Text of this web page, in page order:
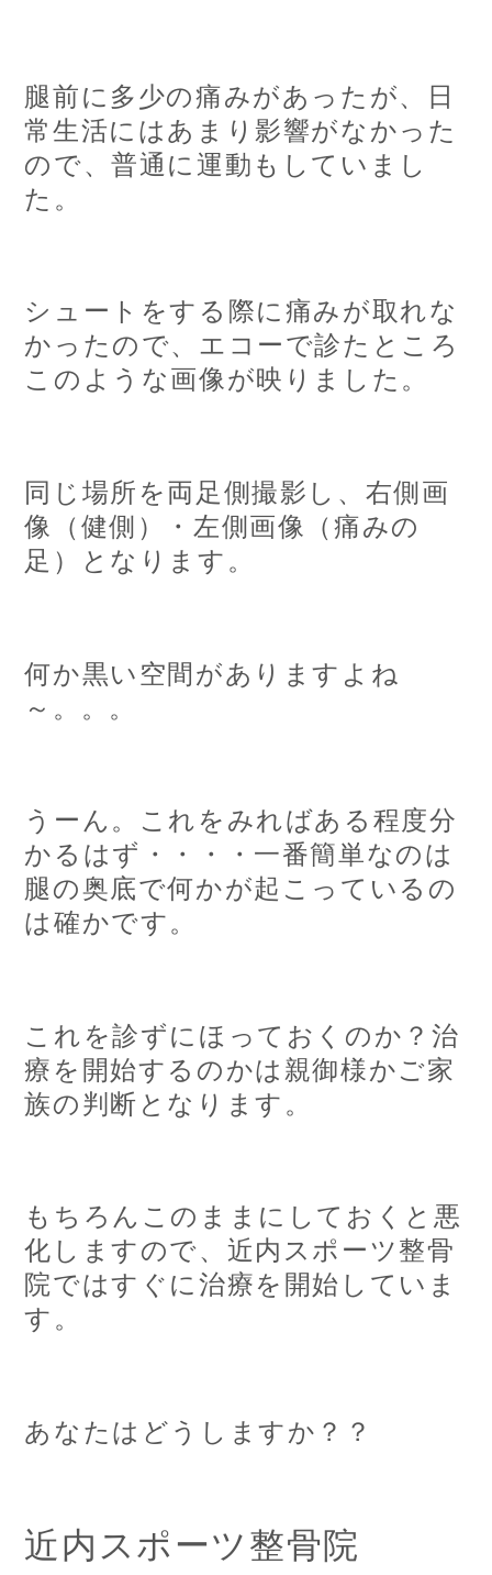
腿前に多少の痛みがあったが、日
常生活にはあまり影響がなかった
ので、普通に運動もしていまし
た。
シュートをする際に痛みが取れな
かったので、エコーで診たところ
このような画像が映りました。
同じ場所を両足側撮影し、右側画
像（健側）・左側画像（痛みの
足）となります。
何か黒い空間がありますよね
～。。。
うーん。これをみればある程度分
かるはず・・・・一番簡単なのは
腿の奥底で何かが起こっているの
は確かです。
これを診ずにほっておくのか？治
療を開始するのかは親御様かご家
族の判断となります。
もちろんこのままにしておくと悪
化しますので、近内スポーツ整骨
院ではすぐに治療を開始していま
す。
あなたはどうしますか？？
近内スポーツ整骨院